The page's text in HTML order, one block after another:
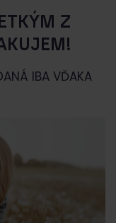
Z
IBA VĎAKA